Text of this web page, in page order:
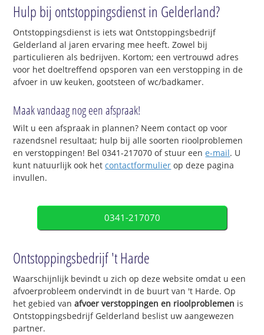
Hulp bij ontstoppingsdienst in Gelderland?
Ontstoppingsdienst is iets wat Ontstoppingsbedrijf
Gelderland al jaren ervaring mee heeft. Zowel bij
particulieren als bedrijven. Kortom; een vertrouwd adres
voor het doeltreffend opsporen van een verstopping in de
afvoer in uw keuken, gootsteen of wc/badkamer.
Maak vandaag nog een afspraak!
Wilt u een afspraak in plannen? Neem contact op voor
razendsnel resultaat; hulp bij alle soorten rioolproblemen
en verstoppingen! Bel 0341-217070 of stuur eene-mail. U
kunt natuurlijk ook hetcontactformulier op deze pagina
invullen.
0341-217070
Ontstoppingsbedrijf 't Harde
Waarschijnlijk bevindt u zich op deze website omdat u een
afvoerprobleem ondervindt in de buurt van 't Harde. Op
het gebied vanafvoer verstoppingen en rioolproblemen is
Ontstoppingsbedrijf Gelderland beslist uw aangewezen
partner.